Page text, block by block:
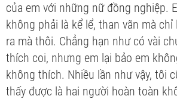
của em với những nữ đồng nghiệp.
không phải là kể lể, than vãn mà
ra mà thôi. Chẳng hạn như có vài
thích coi, nhưng em lại bảo em
không thích. Nhiều lần như vậy, tôi
thấy được là hai người hoàn toàn